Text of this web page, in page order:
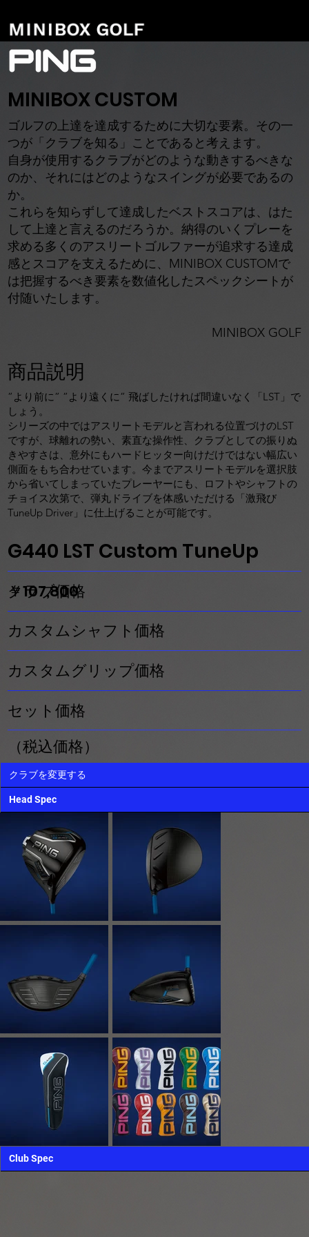
MINIBOX CUSTOM
ゴルフの上達を達成するために大切な要素。その一
つが「クラブを知る」ことであると考えます。
自身が使用するクラブがどのような動きするべきな
のか、それにはどのようなスイングが必要であるの
か。
これらを知らずして達成したベストスコアは、はた
して上達と言えるのだろうか。納得のいくプレーを
求める多くのアスリートゴルファーが追求する達成
感とスコアを支えるために、MINIBOX CUSTOMで
は把握するべき要素を数値化したスペックシートが
付随いたします。
MINIBOX GOLF
商品説明
”より前に” ”より遠くに” 飛ばしたければ間違いなく「LST」で
しょう。
シリーズの中ではアスリートモデルと言われる位置づけのLST
ですが、球離れの勢い、素直な操作性、クラブとしての振りぬ
きやすさは、意外にもハードヒッター向けだけではない幅広い
側面をもち合わせています。今までアスリートモデルを選択肢
から省いてしまっていたプレーヤーにも、ロフトやシャフトの
チョイス次第で、弾丸ドライブを体感いただける「激飛び
TuneUp Driver」に仕上げることが可能です。
G440 LST Custom TuneUp
​クラブ価格
￥107,800
カスタムシャフト価格
カスタムグリップ価格
​セット価格
（税込価格）
クラブを変更する
Head Spec
Club Spec